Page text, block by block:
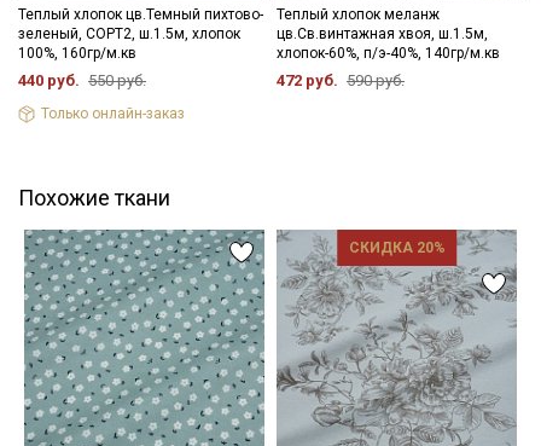
Теплый хлопок цв.Темный пихтово-
зеленый, СОРТ2, ш.1.5м, хлопок
100%, 160гр/м.кв
440 руб. 550 руб.
Только онлайн-заказ
Теплый хлопок меланж
цв.Св.винтажная хвоя, ш.1.5м,
хлопок-60%, п/э-40%, 140гр/м.кв
472 руб. 590 руб.
Похожие ткани
СКИДКА 20%